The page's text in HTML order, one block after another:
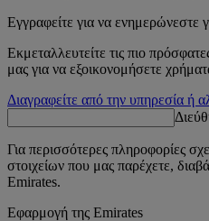
Εγγραφείτε για να ενημερώνεστε
Εκμεταλλευτείτε τις πιο
μας για να εξοικονομήσετε
Διαγραφείτε από την υπηρεσία ή
Για περισσότερες πληροφορίες
στοιχείων που μας παρέχετε,
Emirates.
Εφαρμογή της Emirates